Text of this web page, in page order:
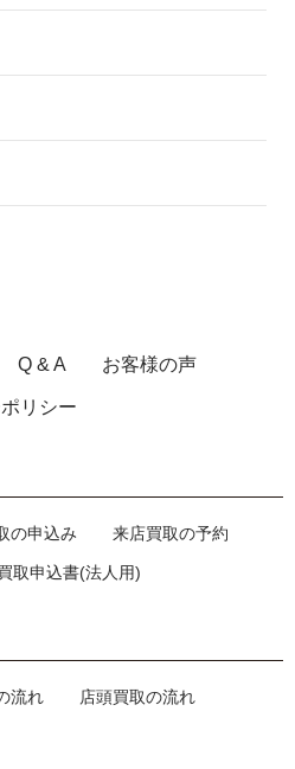
Q & A お客様の声
リシー
の申込み 来店買取の予約
取申込書(法人用)
流れ 店頭買取の流れ